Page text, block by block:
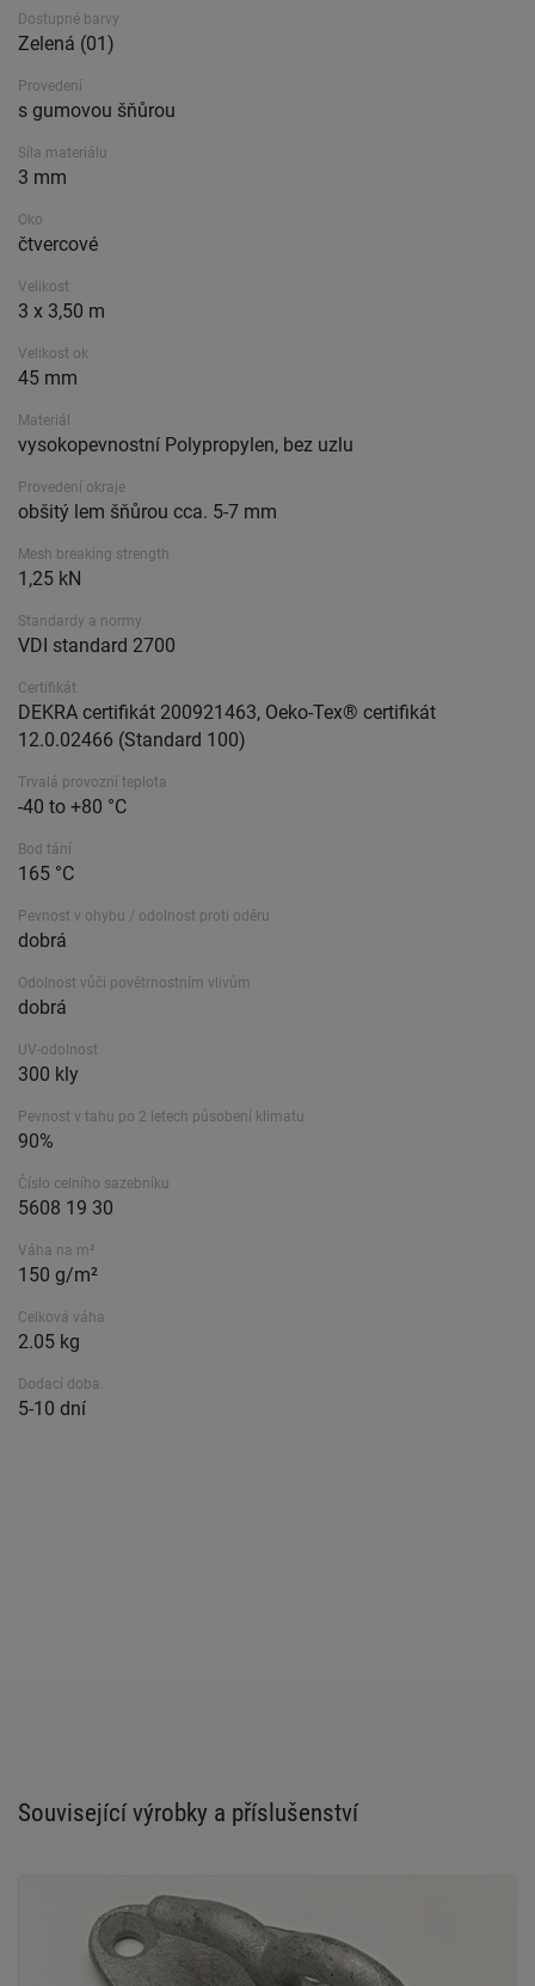
Dostupné barvy
Zelená (01)
Provedení
s gumovou šňůrou
Síla materiálu
3 mm
Oko
čtvercové
Velikost
3 x 3,50 m
Velikost ok
45 mm
Materiál
vysokopevnostní Polypropylen, bez uzlu
Provedení okraje
obšitý lem šňůrou cca. 5-7 mm
Mesh breaking strength
1,25 kN
Standardy a normy
VDI standard 2700
Certifikát
DEKRA certifikát 200921463, Oeko-Tex® certifikát
12.0.02466 (Standard 100)
Trvalá provozní teplota
-40 to +80 °C
Bod tání
165 °C
Pevnost v ohybu / odolnost proti oděru
dobrá
Odolnost vůči povětrnostním vlivům
dobrá
UV-odolnost
300 kly
Pevnost v tahu po 2 letech působení klimatu
90%
Číslo celního sazebníku
5608 19 30
Váha na m²
150 g/m²
Celková váha
2.05 kg
Dodací doba.
5-10 dní
Související výrobky a příslušenství